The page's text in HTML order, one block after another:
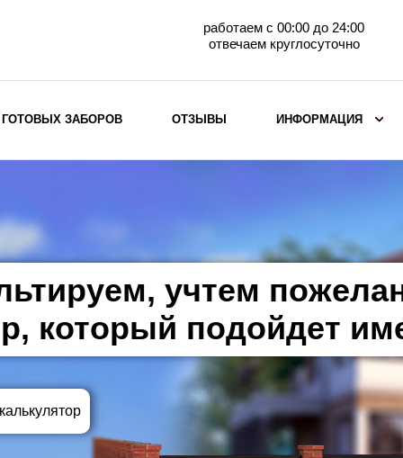
работаем с 00:00 до 24:00
отвечаем круглосуточно
горизонтального
Металлические заборы для дачи
Забор жалюзи с кирпичными столбами
Металлические заборы
Металлические ограждения
ВЫБОР ПО ХАРАКТЕРИСТИКАМ
Горизонтальные заборы
ЗАБОРОВ ОТЗЫВЫ ИНФОРМАЦИЯ
учтем
который подойдет